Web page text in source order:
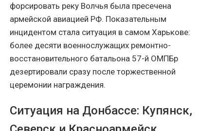
форсировать реку Волчья была пресечена
армейской авиацией РФ. Показательным
инцидентом стала ситуация в самом Харькове:
более десяти военнослужащих ремонтно-
восстановительного батальона 57-й ОМПБр
дезертировали сразу после торжественной
церемонии награждения.
Ситуация на Донбассе: Купянск,